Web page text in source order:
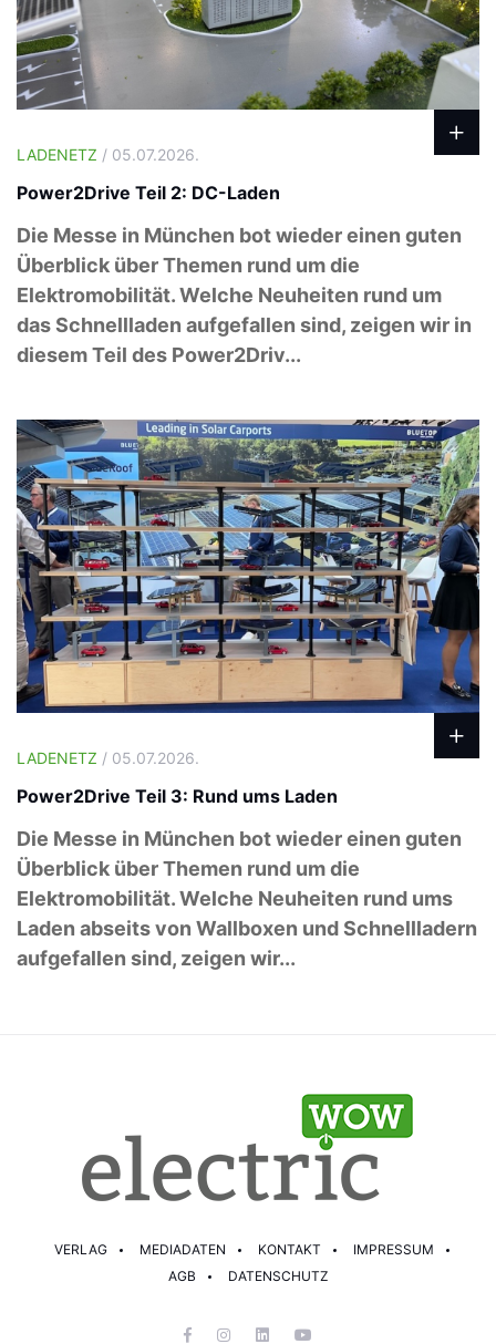
LADENETZ / 05.07.2026.
Power2Drive Teil 2: DC-Laden
Die Messe in München bot wieder einen guten
Überblick über Themen rund um die
Elektromobilität. Welche Neuheiten rund um
das Schnellladen aufgefallen sind, zeigen wir in
diesem Teil des Power2Driv...
LADENETZ / 05.07.2026.
Power2Drive Teil 3: Rund ums Laden
Die Messe in München bot wieder einen guten
Überblick über Themen rund um die
Elektromobilität. Welche Neuheiten rund ums
Laden abseits von Wallboxen und Schnellladern
aufgefallen sind, zeigen wir...
VERLAG MEDIADATEN KONTAKT
IMPRESSUM
AGB
DATENSCHUTZ